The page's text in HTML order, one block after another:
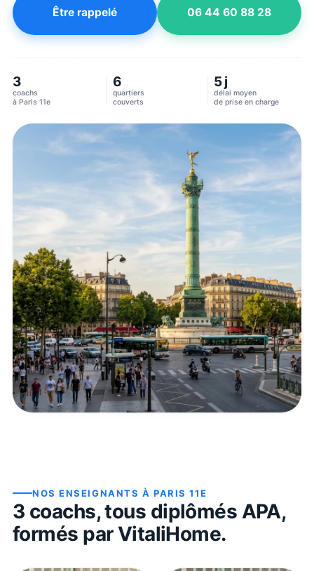
Être rappelé 06 44 60 88 28
3
coachs
à Paris 11e
6
quartiers
couverts
5 j
délai moyen
de prise en charge
NOS ENSEIGNANTS ÀPARIS 11E
3 coachs, tous diplômés APA,
formés par VitaliHome.